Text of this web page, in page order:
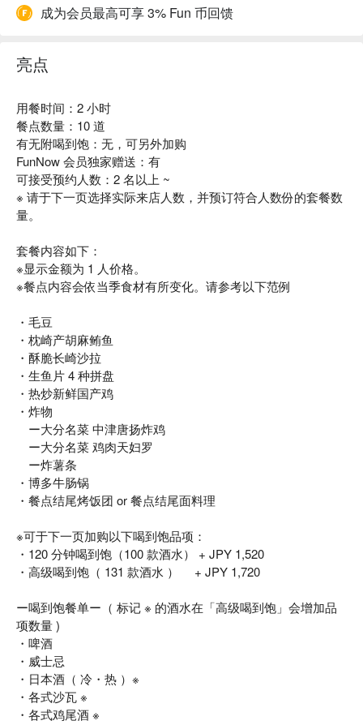
成为会员最高可享 3% Fun 币回馈
亮点
用餐时间：2 小时
餐点数量：10 道
有无附喝到饱：无，可另外加购
FunNow 会员独家赠送：有
可接受预约人数：2 名以上 ~
※ 请于下一页选择实际来店人数，并预订符合人数份的套餐数
量。
套餐内容如下：
※显示金额为 1 人价格。
※餐点内容会依当季食材有所变化。请参考以下范例
・毛豆
・枕崎产胡麻鲔鱼
・酥脆长崎沙拉
・生鱼片 4 种拼盘
・热炒新鲜国产鸡
・炸物
ー大分名菜 中津唐扬炸鸡
ー大分名菜 鸡肉天妇罗
ー炸薯条
・博多牛肠锅
・餐点结尾烤饭团 or 餐点结尾面料理
※可于下一页加购以下喝到饱品项：
・120 分钟喝到饱（100 款酒水） + JPY 1,520
・高级喝到饱（ 131 款酒水 ） + JPY 1,720
ー喝到饱餐单ー（ 标记 ※ 的酒水在「高级喝到饱」会增加品
项数量 )
・啤酒
・威士忌
・日本酒（ 冷・热 ）※
・各式沙瓦 ※
・各式鸡尾酒 ※